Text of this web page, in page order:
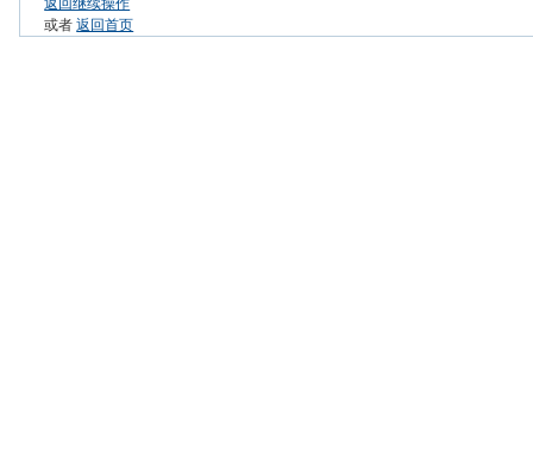
返回继续操作
或者返回首页